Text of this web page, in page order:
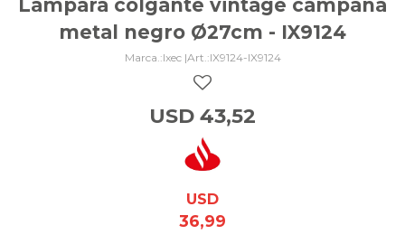
Lámpara colgante vintage campana
metal negro Ø27cm - IX9124
Ixec | IX9124-IX9124
USD 43,52
USD
36,99